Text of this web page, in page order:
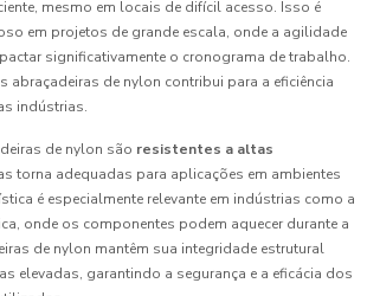
mesmo em locais de difícil acesso. Isso é
em projetos de grande escala, onde a agilidade
significativamente o cronograma de trabalho.
abraçadeiras de nylon contribui para a eficiência
indústrias.
de nylon são resistentes a altas
torna adequadas para aplicações em ambientes
é especialmente relevante em indústrias como a
onde os componentes podem aquecer durante a
de nylon mantêm sua integridade estrutural
elevadas, garantindo a segurança e a eficácia dos